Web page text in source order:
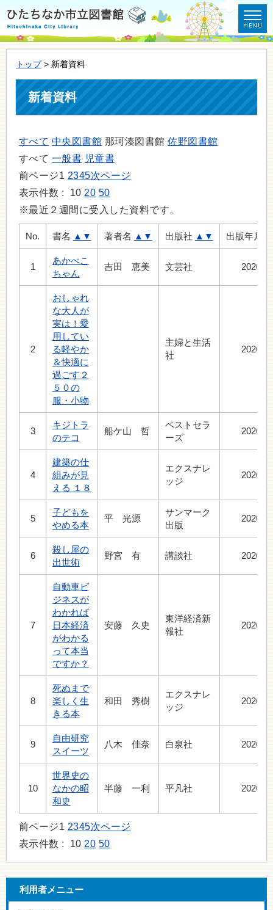
トップ> 新着資料
新着資料
すべて 中央図書館 那珂湊図書館 佐野図書館
すべて 一般書 児童書
前ページ1 2345次ページ
表示件数 : 10 20 50
※最近２週間に受入した資料です。
No. 書名 ▲ ▼ 著者名 ▲ ▼ 出版社 ▲ ▼ 出版年月
1
あかべこ
ちゃん
吉田 恵美 文芸社 2026.7
2
おしゃれ
な大人が
実は！愛
用してい
る軽やか
＆快適に
過ごす２
５０の
服・小物
主婦と生活
社
2026.7
3
キジトラ
のテコ
船ケ山 哲
ベストセラ
ーズ
2026.6
4
建築の仕
組みが見
える １８
エクスナレ
ッジ
2026.7
5
子どもを
やめる本
平 光源
サンマーク
出版
2026.7
6
殺し屋の
出世術
野宮 有 講談社 2026.7
7
自動車ビ
ジネスが
わかれば
日本経済
がわかる
って本当
ですか？
安藤 久史
東洋経済新
報社
2026.7
8
死ぬまで
楽しく生
きる本
和田 秀樹
エクスナレ
ッジ
2026.7
9
自由研究
スイーツ
八木 佳奈 白泉社 2026.7
10
世界史の
なかの昭
和史
半藤 一利 平凡社 2026.7
前ページ1 2345次ページ
表示件数 : 10 20 50
利用者メニュー